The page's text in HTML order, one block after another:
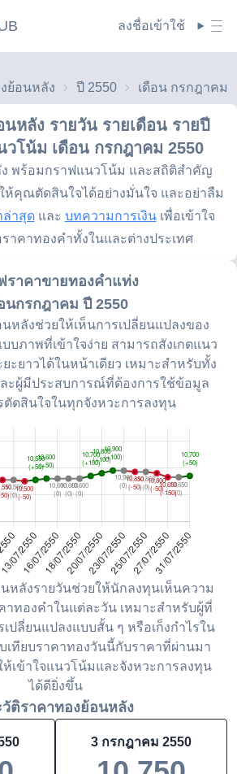
ลงชื่อเข้าใช้
ย้อนหลัง ปี 2550
หลัง รายวัน รายเดือน รายปี
วโน้ม เดือน กรกฎาคม 2550
พร้อมกราฟแนวโน้ม และสถิติสำคัญ
ห้คุณตัดสินใจได้อย่างมั่นใจ และอย่าลืม
ล่าสุด และ บทความการเงิน เพื่อเข้าใจ
าคาทองคำทั้งในและต่างประเทศ
ราคาขายทองคำแท่ง
นกรกฎาคม ปี 2550
หลังช่วยให้เห็นการเปลี่ยนแปลงของ
บภาพที่เข้าใจง่าย สามารถสังเกตแนว
ะยาวได้ในหน้าเดียว เหมาะสำหรับทั้ง
ะผู้มีประสบการณ์ที่ต้องการใช้ข้อมูล
ตัดสินใจในทุกจังหวะการลงทุน
หลังรายวันช่วยให้นักลงทุนเห็นความ
าทองคำในแต่ละวัน เหมาะสำหรับผู้ที่
ปลี่ยนแปลงแบบสั้น ๆ หรือเก็งกำไรใน
เทียบราคาทองวันนี้กับราคาที่ผ่านมา
ห้เข้าใจแนวโน้มและจังหวะการลงทุน
ได้ดียิ่งขึ้น
วัติราคาทองย้อนหลัง
3 กรกฎาคม 2550